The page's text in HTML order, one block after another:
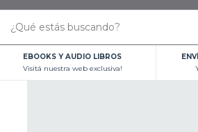
EBOOKS Y AUDIO LIBROS
Visitá nuestra web exclusiva!